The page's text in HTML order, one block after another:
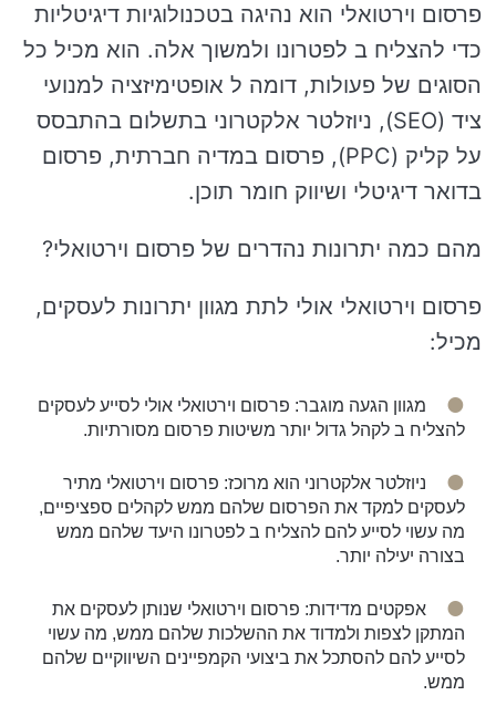
פרסום וירטואלי הוא נהיגה בטכנולוגיות דיגיטליות
כדי להצליח ב לפטרונו ולמשוך אלה. הוא מכיל כל
הסוגים של פעולות, דומה ל אופטימיזציה למנועי
ציד (SEO), ניוזלטר אלקטרוני בתשלום בהתבסס
על קליק (PPC), פרסום במדיה חברתית, פרסום
בדואר דיגיטלי ושיווק חומר תוכן.
מהם כמה יתרונות נהדרים של פרסום וירטואלי?
פרסום וירטואלי אולי לתת מגוון יתרונות לעסקים,
מכיל:
מגוון הגעה מוגבר: פרסום וירטואלי אולי לסייע לעסקים
להצליח ב לקהל גדול יותר משיטות פרסום מסורתיות.
ניוזלטר אלקטרוני הוא מרוכז: פרסום וירטואלי מתיר
לעסקים למקד את הפרסום שלהם ממש לקהלים ספציפיים,
מה עשוי לסייע להם להצליח ב לפטרונו היעד שלהם ממש
בצורה יעילה יותר.
אפקטים מדידות: פרסום וירטואלי שנותן לעסקים את
המתקן לצפות ולמדוד את ההשלכות שלהם ממש, מה עשוי
לסייע להם להסתכל את ביצועי הקמפיינים השיווקיים שלהם
ממש.